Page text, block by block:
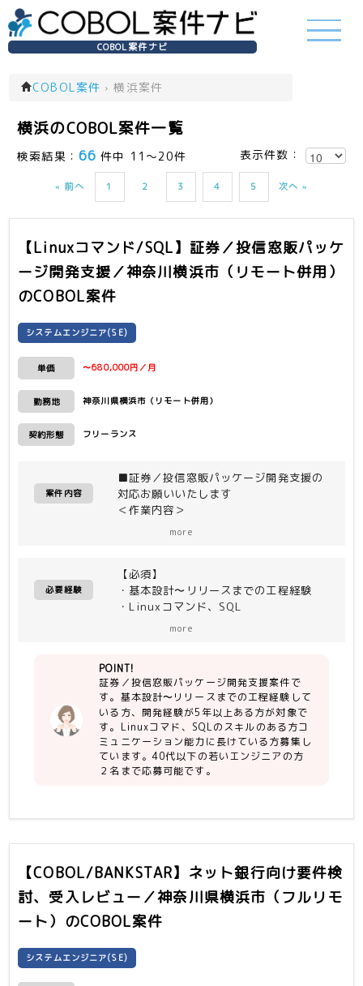
COBOL案件ナビ
COBOL案件 › 横浜案件
横浜のCOBOL案件一覧
検索結果： 66 件中 11～20件 表示件数：
« 前へ 1 2 3 4 5 次へ »
【Linuxコマンド/SQL】証券／投信窓販パッケ
ージ開発支援／神奈川横浜市（リモート併用）
のCOBOL案件
システムエンジニア(SE)
単価 〜680,000円／月
勤務地 神奈川県横浜市（リモート併用）
契約形態 フリーランス
案件内容
■証券／投信窓販パッケージ開発支援の
対応お願いいたします
＜作業内容＞
ステムテスト計画〜リリース支援」、及
び「オフショアのＱＡ対応/査収」がメ
イン作業になります
＜開発環境＞
OS：Linux
DB：Oracle
言語他：JSP(画面)、COBOL(ビジネス
ロジック)、SQL
more
必要経験
【必須】
・基本設計〜リリースまでの工程経験
・Linuxコマンド、SQL
・開発経験 5年以上
※能動的に行動でき、コミュニケーショ
ン能力がある方でしたら若干スキルは考
慮いたします。
【尚可】
・金融経験、証券業務、資産運用業務等
more
POINT!
証券／投信窓販パッケージ開発支援案件で
す。基本設計〜リリースまでの工程経験して
いる方、開発経験が5年以上ある方が対象で
す。Linuxコマド、SQLのスキルのある方コ
ミュニケーション能力に長けている方募集し
ています。40代以下の若いエンジニアの方
２名まで応募可能です。
【COBOL/BANKSTAR】ネット銀行向け要件検
討、受入レビュー／神奈川県横浜市（フルリモ
ート） のCOBOL案件
システムエンジニア(SE)